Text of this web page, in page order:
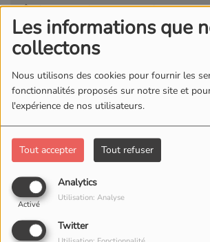
Les informations que
collectons
Nous utilisons des cookies pour fournir les
fonctionnalités proposés sur notre site et
l'expérience de nos utilisateurs.
Tout accepter Tout refuser
Analytics
Activé
Utilisation: Analyse
Twitter
Equipes Animateurs Daliane
Daliane NYA